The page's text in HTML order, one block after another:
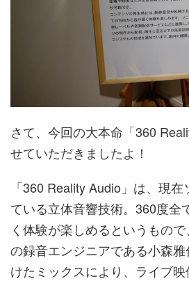
さて、今回の大本命「360
せていただきましたよ！
「360 Reality Audio」は、現
ている立体音響技術。360度全
く体験が楽しめるというもの
の録音エンジニアである小森
けたミックスにより、ライブ